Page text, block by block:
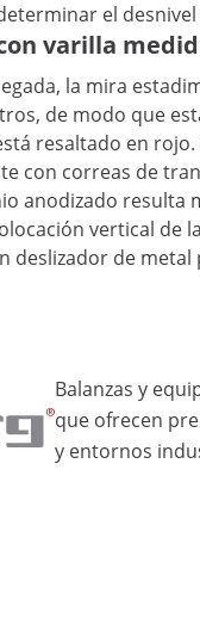
el
varilla
la mira
de modo que
resaltado en
con correas de
anodizado
vertical de
deslizador de
Balanzas y
que ofrecen
y entornos